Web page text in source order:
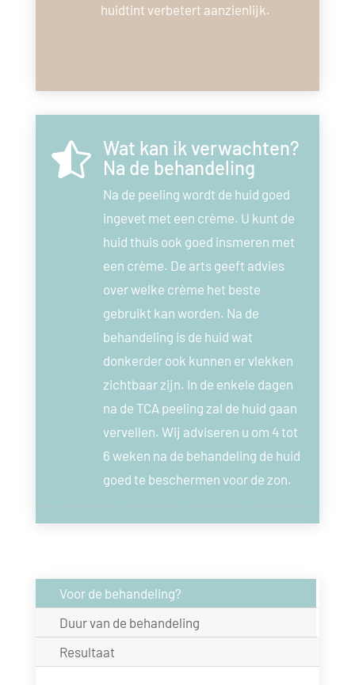
huidtint verbetert aanzienlijk.
 Wat kan ik verwachten?
Na de behandeling
Na de peeling wordt de huid goed
ingevet met een crème. U kunt de
huid thuis ook goed insmeren met
een crème. De arts geeft advies
over welke crème het beste
gebruikt kan worden. Na de
behandeling is de huid wat
donkerder ook kunnen er vlekken
zichtbaar zijn. In de enkele dagen
na de TCA peeling zal de huid gaan
vervellen. Wij adviseren u om 4 tot
6 weken na de behandeling de huid
goed te beschermen voor de zon.
Voor de behandeling?
Duur van de behandeling
Resultaat